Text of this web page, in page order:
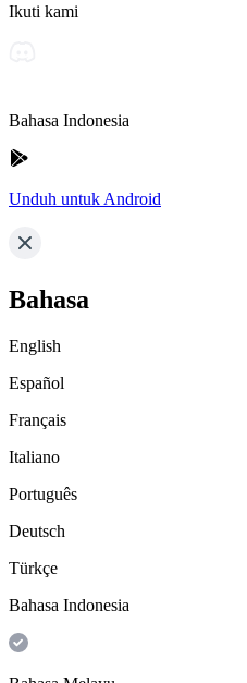
Ikuti kami
Bahasa Indonesia
Unduh untuk Android
Bahasa
English
Español
Français
Italiano
Português
Deutsch
Türkçe
Bahasa Indonesia